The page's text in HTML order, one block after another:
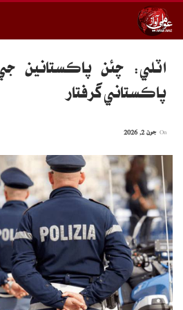
اٽلي: چئن پاڪستانين
پاڪستاني گرفتار